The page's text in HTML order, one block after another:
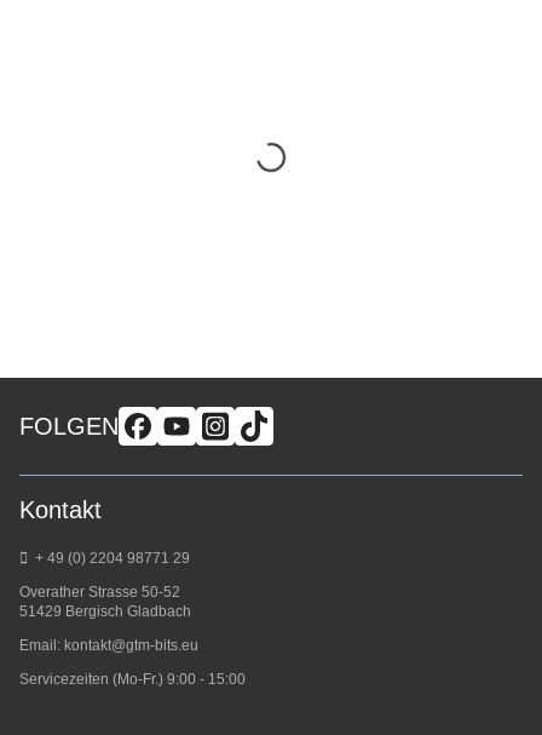
FOLGEN
Kontakt
+ 49 (0) 2204 98771 29
Overather Strasse 50-52
51429 Bergisch Gladbach
Email: kontakt@gtm-bits.eu
Servicezeiten (Mo-Fr.) 9:00 - 15:00